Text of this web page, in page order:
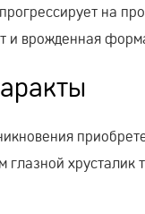
на
и врожденная
глазной